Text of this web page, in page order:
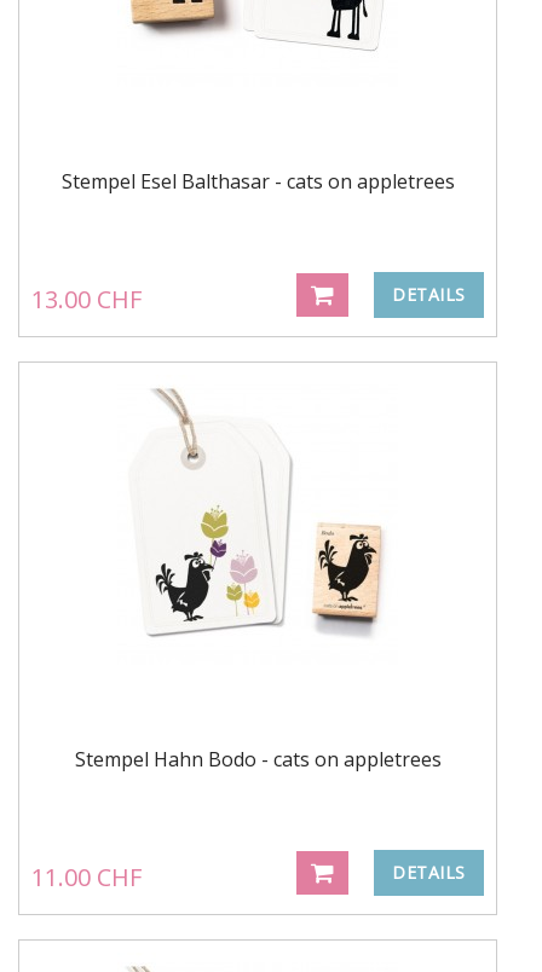
Stempel Esel Balthasar - cats on appletrees
13.00 CHF DETAILS
Stempel Hahn Bodo - cats on appletrees
11.00 CHF DETAILS